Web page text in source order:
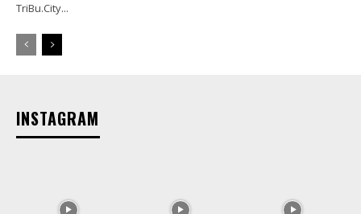
TriBu.City...
INSTAGRAM